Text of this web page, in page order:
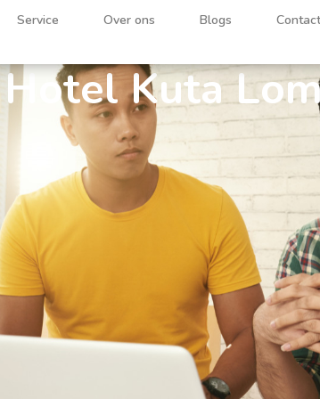
Service Over ons Blogs Contact
Hospitality
Hotel Kuta